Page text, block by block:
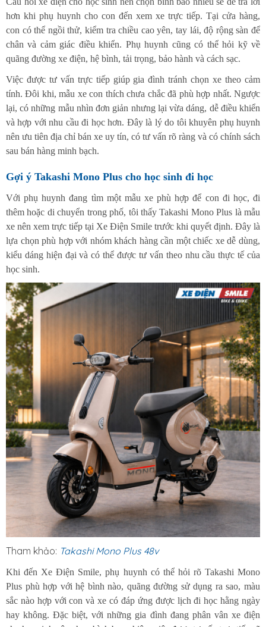
hơn khi phụ huynh cho con đến xem xe trực tiếp. Tại cửa hàng,
con có thể ngồi thử, kiểm tra chiều cao yên, tay lái, độ rộng sàn để
chân và cảm giác điều khiển. Phụ huynh cũng có thể hỏi kỹ về
quãng đường xe điện, hệ bình, tải trọng, bảo hành và cách sạc.
Việc được tư vấn trực tiếp giúp gia đình tránh chọn xe theo cảm
tính. Đôi khi, mẫu xe con thích chưa chắc đã phù hợp nhất. Ngược
lại, có những mẫu nhìn đơn giản nhưng lại vừa dáng, dễ điều khiển
và hợp với nhu cầu đi học hơn. Đây là lý do tôi khuyên phụ huynh
nên ưu tiên địa chỉ bán xe uy tín, có tư vấn rõ ràng và có chính sách
sau bán hàng minh bạch.
Gợi ý Takashi Mono Plus cho học sinh đi học
Với phụ huynh đang tìm một mẫu xe phù hợp để con đi học, đi
thêm hoặc di chuyển trong phố, tôi thấy Takashi Mono Plus là mẫu
xe nên xem trực tiếp tại Xe Điện Smile trước khi quyết định. Đây là
lựa chọn phù hợp với nhóm khách hàng cần một chiếc xe dễ dùng,
kiểu dáng hiện đại và có thể được tư vấn theo nhu cầu thực tế của
học sinh.
Tham khảo: Takashi Mono Plus 48v
Khi đến Xe Điện Smile, phụ huynh có thể hỏi rõ Takashi Mono
Plus phù hợp với hệ bình nào, quãng đường sử dụng ra sao, màu
sắc nào hợp với con và xe có đáp ứng được lịch đi học hằng ngày
hay không. Đặc biệt, với những gia đình đang phân vân xe điện